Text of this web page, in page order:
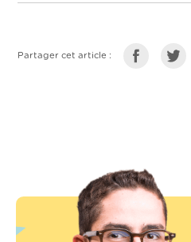
Partager cet article :